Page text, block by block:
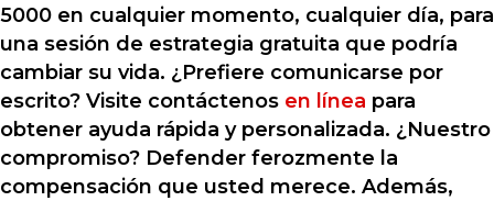
5000 en cualquier momento, cualquier día, para
una sesión de estrategia gratuita que podría
cambiar su vida. ¿Prefiere comunicarse por
escrito? Visite contáctenos en línea para
obtener ayuda rápida y personalizada. ¿Nuestro
compromiso? Defender ferozmente la
compensación que usted merece. Además,